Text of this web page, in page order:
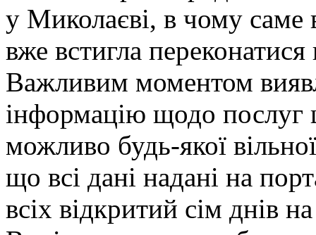
у Миколаєві, в чому саме
вже встигла
Важливим моментом
інформацію щодо послуг
можливо будь-якої
що всі дані надані на
всіх відкритий сім днів